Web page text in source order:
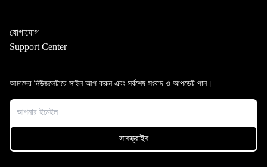
যোগাযোগ
Support Center
আমাদের নিউজলেটারে সাইন আপ করুন এবং সর্বশেষ সংবাদ ও আপডেট পান।